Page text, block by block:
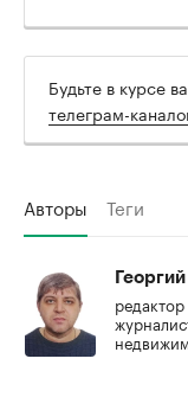
Будьте в курсе
телеграм-
Авторы Теги